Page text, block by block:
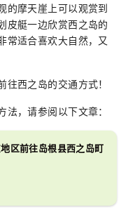
的摩天崖上可以观赏到
皮艇一边欣赏西之岛的
常适合喜欢大自然，又
西之岛的交通方式！
，请参阅以下文章：
区前往岛根县西之岛町